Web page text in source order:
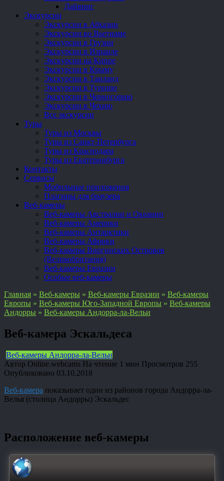
Дайвинг
Экскурсии
Экскурсии в Абхазии
Экскурсии во Вьетнаме
Экскурсии в Грузии
Экскурсии в Израиле
Экскурсии на Кипре
Экскурсии в Крыму
Экскурсии в Таиланд
Экскурсии в Турцию
Экскурсии в Черногорию
Экскурсии в Чехию
Все экскурсии
Туры
Туры из Москвы
Туры из Санкт-Петербурга
Туры из Краснодара
Туры из Екатеринбурга
Контакты
Сервисы
Мобильные приложения
Плагины для браузера
Веб-камеры
Веб-камеры Австралии и Океании
Веб-камеры Америки
Веб-камеры Антарктики
Веб-камеры Африки
Веб-камеры Виргинских Островов
(Великобритания)
Веб-камеры Евразии
Особые веб-камеры
Главная » Веб-камеры » Веб-камеры Евразии » Веб-камеры
Европы » Веб-камеры Юго-Западной Европы » Веб-камеры
Андорры » Веб-камеры Андорра-ла-Вельи
Веб-камера Эскальдеса
Веб-камеры Андорра-ла-Вельи
Автор Online.webcams На чтение 1 мин Просмотров 255
Опубликовано 03.10.2018
Веб-камера показывает один из районов города Андорра-ла-
Велья (столица Андорры) Эскальдес
Расположение веб-камеры